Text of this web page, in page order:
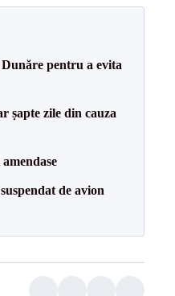
pentru a evita
șapte zile din cauza
de avion